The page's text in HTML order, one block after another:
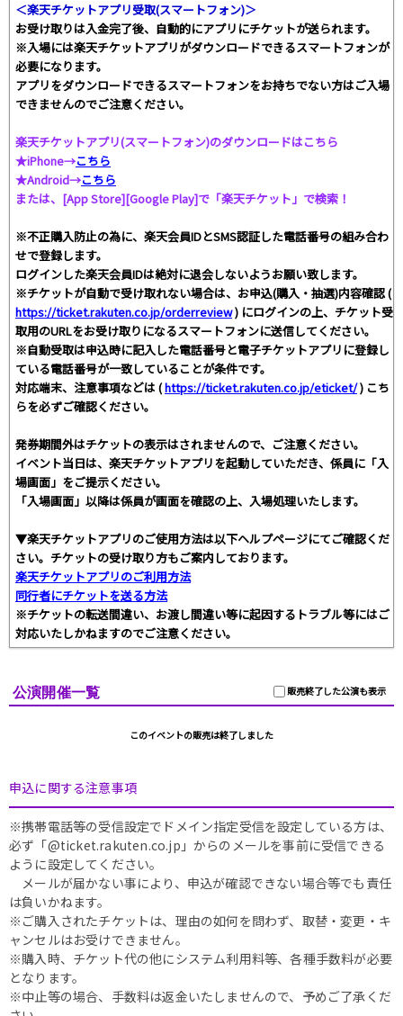
＜楽天チケットアプリ受取(スマートフォン)＞
お受け取りは入金完了後、自動的にアプリにチケットが送られます。
※入場には楽天チケットアプリがダウンロードできるスマートフォンが
必要になります。
アプリをダウンロードできるスマートフォンをお持ちでない方はご入場
できませんのでご注意ください。
楽天チケットアプリ(スマートフォン)のダウンロードはこちら
★iPhone→こちら
★Android→こちら
または、[App Store][Google Play]で「楽天チケット」で検索！
※不正購入防止の為に、楽天会員IDとSMS認証した電話番号の組み合わ
せで登録します。
ログインした楽天会員IDは絶対に退会しないようお願い致します。
※チケットが自動で受け取れない場合は、お申込(購入・抽選)内容確認 (
https://ticket.rakuten.co.jp/orderreview) にログインの上、チケット受
取用のURLをお受け取りになるスマートフォンに送信してください。
※自動受取は申込時に記入した電話番号と電子チケットアプリに登録し
ている電話番号が一致していることが条件です。
対応端末、注意事項などは (https://ticket.rakuten.co.jp/eticket/) こち
らを必ずご確認ください。
発券期間外はチケットの表示はされませんので、ご注意ください。
イベント当日は、楽天チケットアプリを起動していただき、係員に「入
場画面」をご提示ください。
「入場画面」以降は係員が画面を確認の上、入場処理いたします。
▼楽天チケットアプリのご使用方法は以下ヘルプページにてご確認くだ
さい。チケットの受け取り方もご案内しております。
楽天チケットアプリのご利用方法
同行者にチケットを送る方法
※チケットの転送間違い、お渡し間違い等に起因するトラブル等にはご
対応いたしかねますのでご注意ください。
販売終了した公演も表示
公演開催一覧
このイベントの販売は終了しました
申込に関する注意事項
※携帯電話等の受信設定でドメイン指定受信を設定している方は、
必ず「@ticket.rakuten.co.jp」からのメールを事前に受信できる
ように設定してください。
メールが届かない事により、申込が確認できない場合等でも責任
は負いかねます。
※ご購入されたチケットは、理由の如何を問わず、取替・変更・キ
ャンセルはお受けできません。
※購入時、チケット代の他にシステム利用料等、各種手数料が必要
となります。
※中止等の場合、手数料は返金いたしませんので、予めご了承くだ